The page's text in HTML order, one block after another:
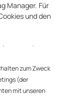
Manager. Für
und den
werden
Conversion-
Website-
Besucher und
zum Zweck
(der
mit unseren